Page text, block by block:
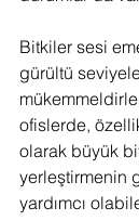
Bitkiler sesi
gürültü
ofislerde,
olarak büyük
yerleştirmenin
yardımcı